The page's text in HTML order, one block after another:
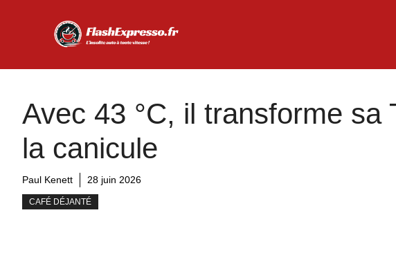
Avec 43 °C, il transforme
la canicule
Paul Kenett 28 juin 2026
CAFÉ DÉJANTÉ